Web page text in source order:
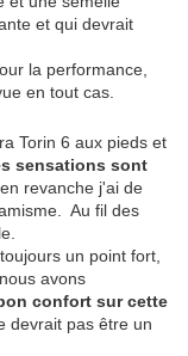
et qui devrait
la performance,
en tout cas.
Torin 6 aux pieds et
sensations sont
revanche j'ai de
Au fil des
un point fort,
avons
confort sur cette
devrait pas être un